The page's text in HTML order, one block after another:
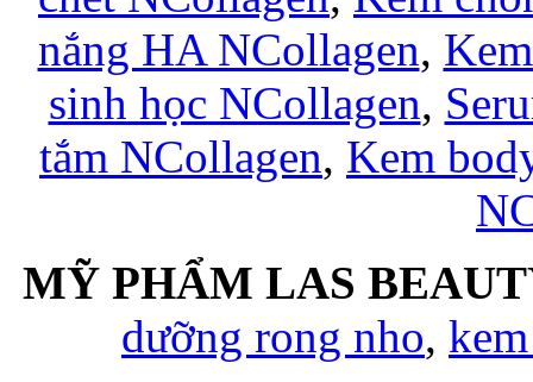
nắng HA NCollagen,
sinh học NCollagen,
tắm NCollagen, Kem
MỸ PHẨM LAS
dưỡng rong nho,